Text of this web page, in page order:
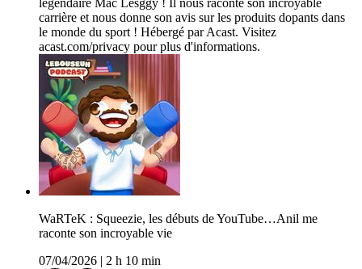
légendaire Mac Lesggy ! Il nous raconte son incroyable
carrière et nous donne son avis sur les produits dopants dans
le monde du sport ! Hébergé par Acast. Visitez
acast.com/privacy pour plus d'informations.
WaRTeK : Squeezie, les débuts de YouTube…Anil me
raconte son incroyable vie
07/04/2026
2 h 10 min